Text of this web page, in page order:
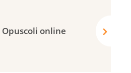
Opuscoli online